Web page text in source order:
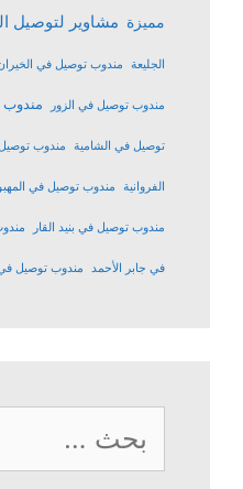
مميزة مشاوير لتوصيل
الجليعة مندوب توصيل في
مندوب توصيل في الزور
توصيل في الشامية مندوب
الفروانية مندوب توصيل في
مندوب توصيل في بنيد القار
في جابر الأحمد مندوب توصيل
البحث
عن: